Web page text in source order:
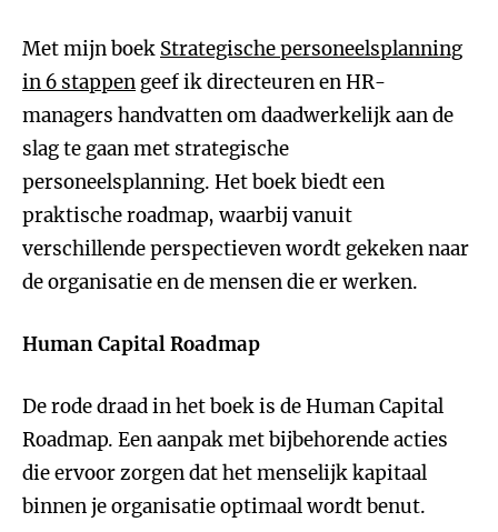
Met mijn boek Strategische personeelsplanning
in 6 stappen geef ik directeuren en HR-
managers handvatten om daadwerkelijk aan de
slag te gaan met strategische
personeelsplanning. Het boek biedt een
praktische roadmap, waarbij vanuit
verschillende perspectieven wordt gekeken naar
de organisatie en de mensen die er werken.
Human Capital Roadmap
De rode draad in het boek is de Human Capital
Roadmap. Een aanpak met bijbehorende acties
die ervoor zorgen dat het menselijk kapitaal
binnen je organisatie optimaal wordt benut.